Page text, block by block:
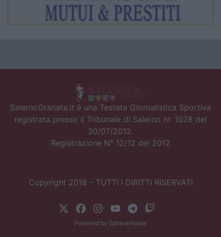
SalernoGranata.it è una Testata Giornalistica Sportiva
registrata presso il Tribunale di Salerno nr. 1028 del
30/07/2012.
Registrazione N° 12/12 del 2012
Copyright 2018 – TUTTI I DIRITTI RISERVATI
Powered by SpheraHouse